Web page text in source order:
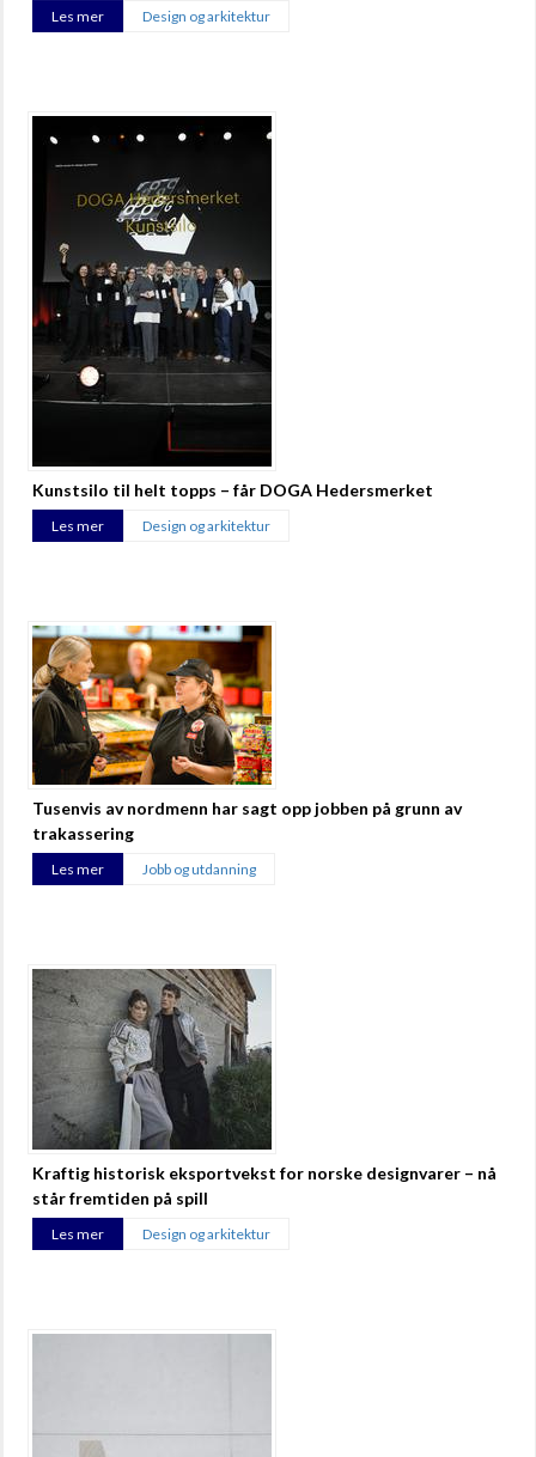
Les mer Design og arkitektur
Kunstsilo til helt topps – får DOGA Hedersmerket
Les mer Design og arkitektur
Tusenvis av nordmenn har sagt opp jobben på grunn av
trakassering
Les mer Jobb og utdanning
Kraftig historisk eksportvekst for norske designvarer – nå
står fremtiden på spill
Les mer Design og arkitektur